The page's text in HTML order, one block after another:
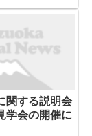
関する説明会
学会の開催に